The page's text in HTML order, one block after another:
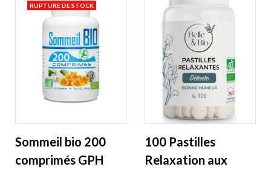
Sommeil bio 200
comprimés GPH
RUPTURE DE STOCK
100 Pastilles
Relaxation aux